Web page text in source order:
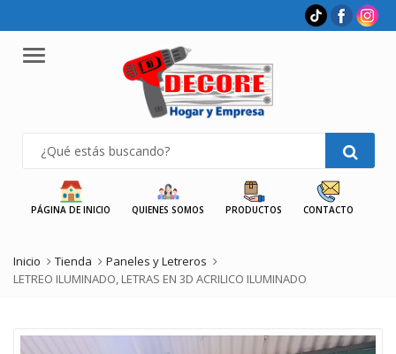
Menu
PÁGINA DE INICIO QUIENES SOMOS PRODUCTOS CONTACTO
Inicio Tienda
Paneles y Letreros
LETREO ILUMINADO, LETRAS EN 3D ACRILICO ILUMINADO